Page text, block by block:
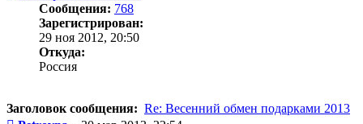
Сообщения: 768
Зарегистрирован:
29 ноя 2012, 20:50
Откуда:
Россия
Заголовок сообщения: Re: Весенний обмен подарками 2013